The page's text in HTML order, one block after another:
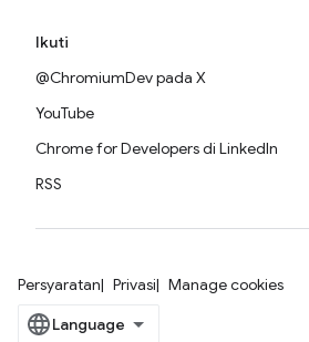
Ikuti
@ChromiumDev pada X
YouTube
Chrome for Developers di LinkedIn
RSS
Persyaratan Privasi Manage cookies